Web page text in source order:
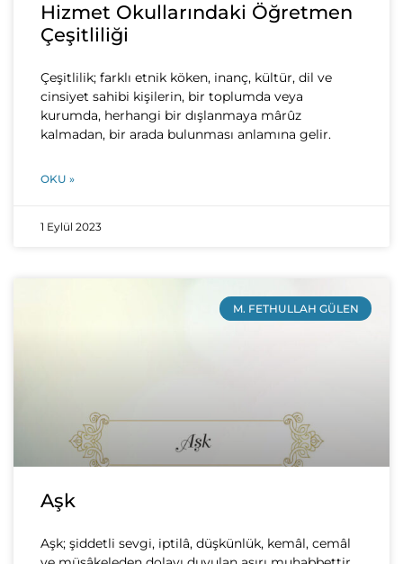
Hizmet Okullarındaki Öğretmen
Çeşitliliği
Çeşitlilik; farklı etnik köken, inanç, kültür, dil ve
cinsiyet sahibi kişilerin, bir toplumda veya
kurumda, herhangi bir dışlanmaya mârûz
kalmadan, bir arada bulunması anlamına gelir.
OKU »
1 Eylül 2023
M. FETHULLAH GÜLEN
Aşk
Aşk; şiddetli sevgi, iptilâ, düşkünlük, kemâl, cemâl